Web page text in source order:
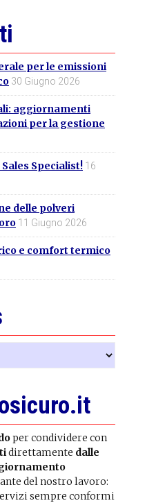
per le emissioni
30 Giugno 2026
aggiornamenti
per la gestione
Specialist! 16
delle polveri
11 Giugno 2026
e comfort termico
per condividere con
direttamente dalle
del nostro lavoro:
sempre conformi